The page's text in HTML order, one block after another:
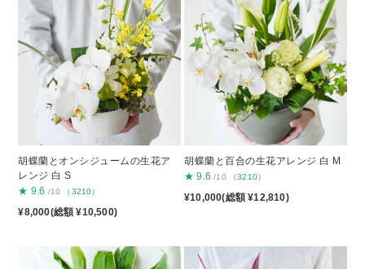
胡蝶蘭とオンシジュームの生花ア
レンジ 白 S
★ 9.6 /10 （3210）
¥8,000(総額 ¥10,500)
胡蝶蘭と百合の生花アレンジ 白 M
★ 9.6 /10 （3210）
¥10,000(総額 ¥12,810)